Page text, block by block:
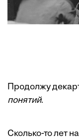
Продолжу
понятий.
Сколько-то лет